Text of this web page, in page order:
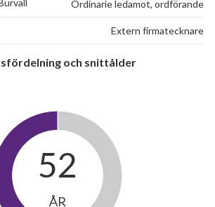
Ordinarie ledamot, ordförande
Extern firmatecknare
och snittålder
52
ÅR